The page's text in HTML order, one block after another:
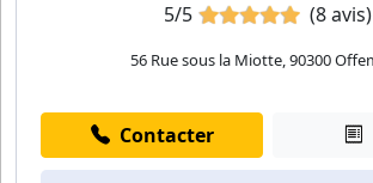
5/5 (8 avis)
56 Rue sous la Miotte, 90300
Contacter